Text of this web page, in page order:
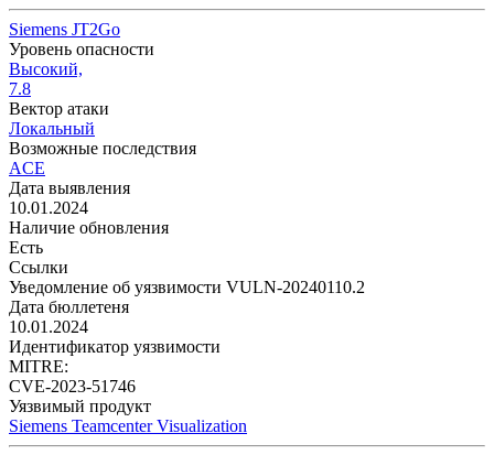
Siemens JT2Go
Уровень опасности
Высокий,
7.8
Вектор атаки
Локальный
Возможные последствия
ACE
Дата выявления
10.01.2024
Наличие обновления
Есть
Ссылки
Уведомление об уязвимости VULN-20240110.2
Дата бюллетеня
10.01.2024
Идентификатор уязвимости
MITRE:
CVE-2023-51746
Уязвимый продукт
Siemens Teamcenter Visualization